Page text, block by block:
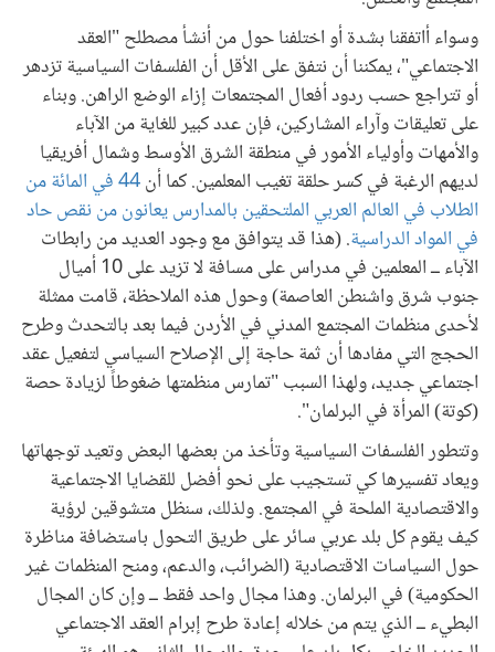
وسواء أاتفقنا بشدة أو اختلفنا حول من أنشأ مصطلح "العقد
الاجتماعي"، يمكننا أن نتفق على الأقل أن الفلسفات السياسية تزدهر
أو تتراجع حسب ردود أفعال المجتمعات إزاء الوضع الراهن. وبناء
على تعليقات وآراء المشاركين، فإن عدد كبير للغاية من الآباء
والأمهات وأولياء الأمور في منطقة الشرق الأوسط وشمال أفريقيا
لديهم الرغبة في كسر حلقة تغيب المعلمين. كما أن
44 في المائة من
الطلاب في العالم العربي الملتحقين بالمدارس يعانون من نقص حاد
في المواد الدراسية. (هذا قد يتوافق مع وجود العديد من رابطات
الآباء ــ المعلمين في مدراس على مسافة لا تزيد على 10 أميال
جنوب شرق واشنطن العاصمة) وحول هذه الملاحظة، قامت ممثلة
لأحدى منظمات المجتمع المدني في الأردن فيما بعد بالتحدث وطرح
الحجج التي مفادها أن ثمة حاجة إلى الإصلاح السياسي لتفعيل عقد
اجتماعي جديد، ولهذا السبب "تمارس منظمتها ضغوطاً لزيادة حصة
(كوتة) المرأة في البرلمان".
وتتطور الفلسفات السياسية وتأخذ من بعضها البعض وتعيد توجهاتها
ويعاد تفسيرها كي تستجيب على نحو أفضل للقضايا الاجتماعية
والاقتصادية الملحة في المجتمع. ولذلك، سنظل متشوقين لرؤية
كيف يقوم كل بلد عربي سائر على طريق التحول باستضافة مناظرة
حول السياسات الاقتصادية (الضرائب، والدعم، ومنح المنظمات غير
الحكومية) في البرلمان. وهذا مجال واحد فقط ــ وإن كان المجال
البطيء ــ الذي يتم من خلاله إعادة طرح إبرام العقد الاجتماعي